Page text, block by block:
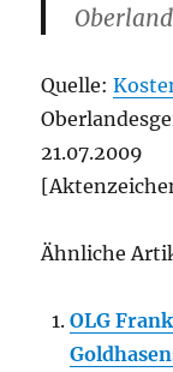
Quelle:
21.07.2009
Ähnliche
OLG